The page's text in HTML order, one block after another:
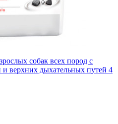
собак всех пород с
верхних дыхательных путей 4